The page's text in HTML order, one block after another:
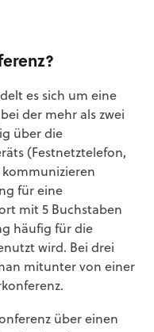
es sich um eine
der mehr als zwei
über die
(Festnetztelefon,
für eine
mit 5 Buchstaben
häufig für die
wird. Bei drei
mitunter von einer
über einen